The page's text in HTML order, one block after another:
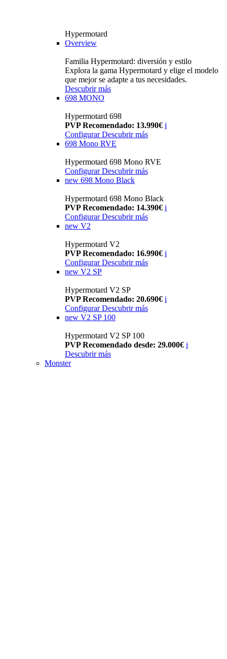
Hypermotard
Overview
Familia Hypermotard: diversión y estilo
Explora la gama Hypermotard y elige el modelo
que mejor se adapte a tus necesidades.
Descubrir más
698 MONO
Hypermotard 698
PVP Recomendado: 13.990€ i
ConfigurarDescubrir más
698 Mono RVE
Hypermotard 698 Mono RVE
Configurar Descubrir más
new 698 Mono Black
Hypermotard 698 Mono Black
PVP Recomendado: 14.390€ i
Configurar Descubrir más
new V2
Hypermotard V2
PVP Recomendado: 16.990€ i
Configurar Descubrir más
new V2 SP
Hypermotard V2 SP
PVP Recomendado: 20.690€ i
Configurar Descubrir más
new V2 SP 100
Hypermotard V2 SP 100
PVP Recomendado desde: 29.000€ i
Descubrir más
Monster